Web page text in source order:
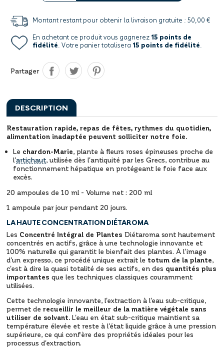
Montant restant pour obtenir la livraison gratuite : 50,00 €
En achetant ce produit vous gagnerez 15 points de
fidélité. Votre panier totalisera 15 points de fidélité.
Partager
DESCRIPTION
Restauration rapide, repas de fêtes, rythmes du quotidien,
alimentation inadaptée peuvent solliciter notre foie.
Le chardon-Marie, plante à fleurs roses épineuses proche de
l'artichaut, utilisée dès l'antiquité par les Grecs, contribue au
fonctionnement hépatique en protégeant le foie face aux
excès.
20 ampoules de 10 ml - Volume net : 200 ml
1 ampoule par jour pendant 20 jours.
LA HAUTE CONCENTRATION DIÉTAROMA
Les Concentré Intégral de Plantes Diétaroma sont hautement
concentrés en actifs, grâce à une technologie innovante et
100% naturelle qui garantit le bienfait des plantes. À l'image
d'un expresso, ce procédé unique extrait le totum de la plante,
c'est à dire la quasi totalité de ses actifs, en des quantités plus
importantes que les techniques classiques couramment
utilisées.
Cette technologie innovante, l'extraction à l'eau sub-critique,
permet de recueillir le meilleur de la matière végétale sans
utiliser de solvant. L'eau en état sub-critique maintient sa
température élevée et reste à l'état liquide grâce à une pression
supérieure, ce qui confère des propriétés idéales pour les
processus d'extraction.